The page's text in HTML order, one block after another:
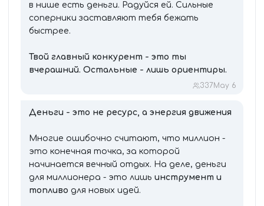
в нише есть деньги. Радуйся ей. Сильные
соперники заставляют тебя бежать
быстрее.
Твой главный конкурент - это ты
вчерашний. Остальные - лишь ориентиры.
337 May 6
Деньги - это не ресурс, а энергия движения
Многие ошибочно считают, что миллион -
это конечная точка, за которой
начинается вечный отдых. На деле, деньги
для миллионера - это лишь инструмент и
топливо для новых идей.